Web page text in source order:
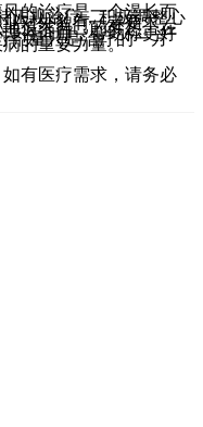
的治疗是一个漫长而
正规治疗，积极调整心
对外貌有一定要求，
追求自己的梦想。在
咨询师，帮助你更好
剂量只是治疗的一方
的重要力量。
有医疗需求，请务必